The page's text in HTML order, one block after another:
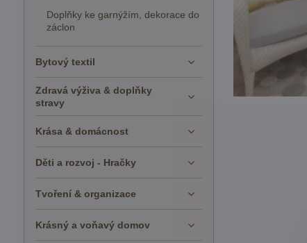
Doplňky ke garnýžím, dekorace do
záclon
Bytový textil
Zdravá výživa & doplňky
stravy
Krása & domácnost
Děti a rozvoj - Hračky
Tvoření & organizace
Krásný a voňavý domov